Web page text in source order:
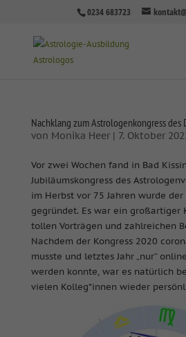
0234 683723
Nachklang zum Astrologenkongress des
von Monika Heer| 7. Oktober
Vor zwei Wochen fand in Bad
Jubiläumskongress des
im Herbst vor 75 Jahren wurde der
gegründet. Es war ein großartiger
tollen Vorträgen und zahlreichen
Nachdem der Kongress 2020
musste und letztes Jahr „nur“
werden konnte, war es natürlich
vielen Kolleg*innen wieder